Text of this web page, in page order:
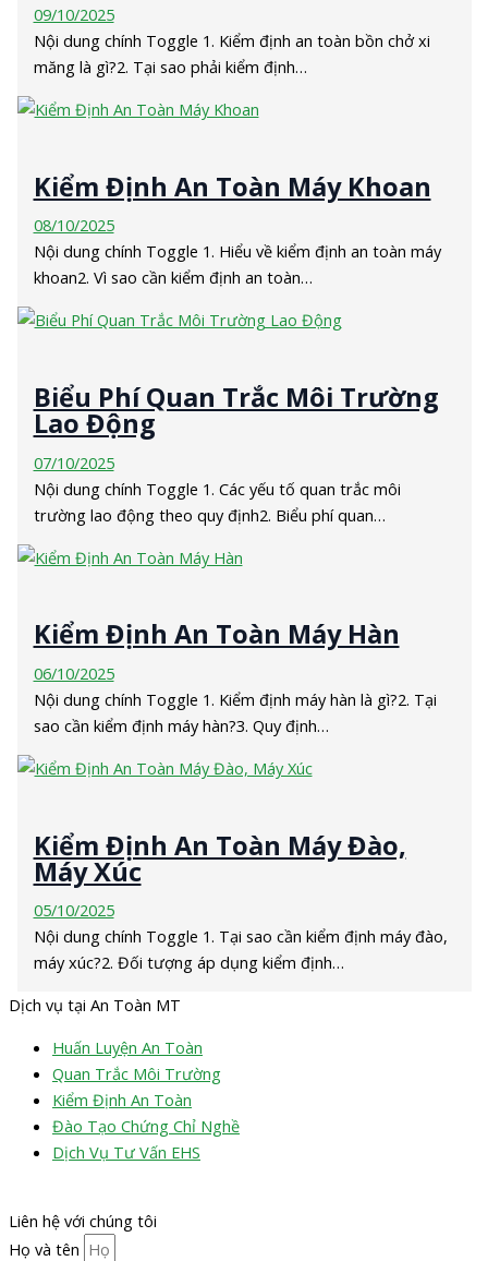
09/10/2025
Nội dung chính Toggle 1. Kiểm định an toàn bồn chở xi
măng là gì?2. Tại sao phải kiểm định…
Kiểm Định An Toàn Máy Khoan
08/10/2025
Nội dung chính Toggle 1. Hiểu về kiểm định an toàn máy
khoan2. Vì sao cần kiểm định an toàn…
Biểu Phí Quan Trắc Môi Trường
Lao Động
07/10/2025
Nội dung chính Toggle 1. Các yếu tố quan trắc môi
trường lao động theo quy định2. Biểu phí quan…
Kiểm Định An Toàn Máy Hàn
06/10/2025
Nội dung chính Toggle 1. Kiểm định máy hàn là gì?2. Tại
sao cần kiểm định máy hàn?3. Quy định…
Kiểm Định An Toàn Máy Đào,
Máy Xúc
05/10/2025
Nội dung chính Toggle 1. Tại sao cần kiểm định máy đào,
máy xúc?2. Đối tượng áp dụng kiểm định…
Dịch vụ tại An Toàn MT
Huấn Luyện An Toàn
Quan Trắc Môi Trường
Kiểm Định An Toàn
Đào Tạo Chứng Chỉ Nghề
Dịch Vụ Tư Vấn EHS
Liên hệ với chúng tôi
Họ và tên